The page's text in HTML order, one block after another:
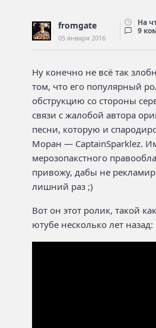
fromgate
05 января 2016
На
9
Ну конечно не всё так
том, что его популярный
обструкцию со стороны
связи с жалобой автора
песни, которую и
Моран — CaptainSparklez.
мерозопакстного
привожу, дабы не
лишний раз ;)
Вот он этот ролик, такой
ютубе несколько лет назад: